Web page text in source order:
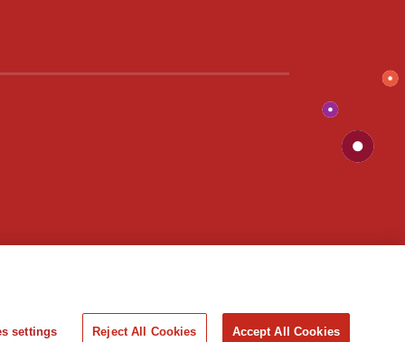
settings Reject All Cookies Accept All Cookies